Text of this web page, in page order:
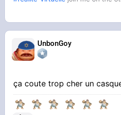
UnbonGoy
ça coute trop cher un